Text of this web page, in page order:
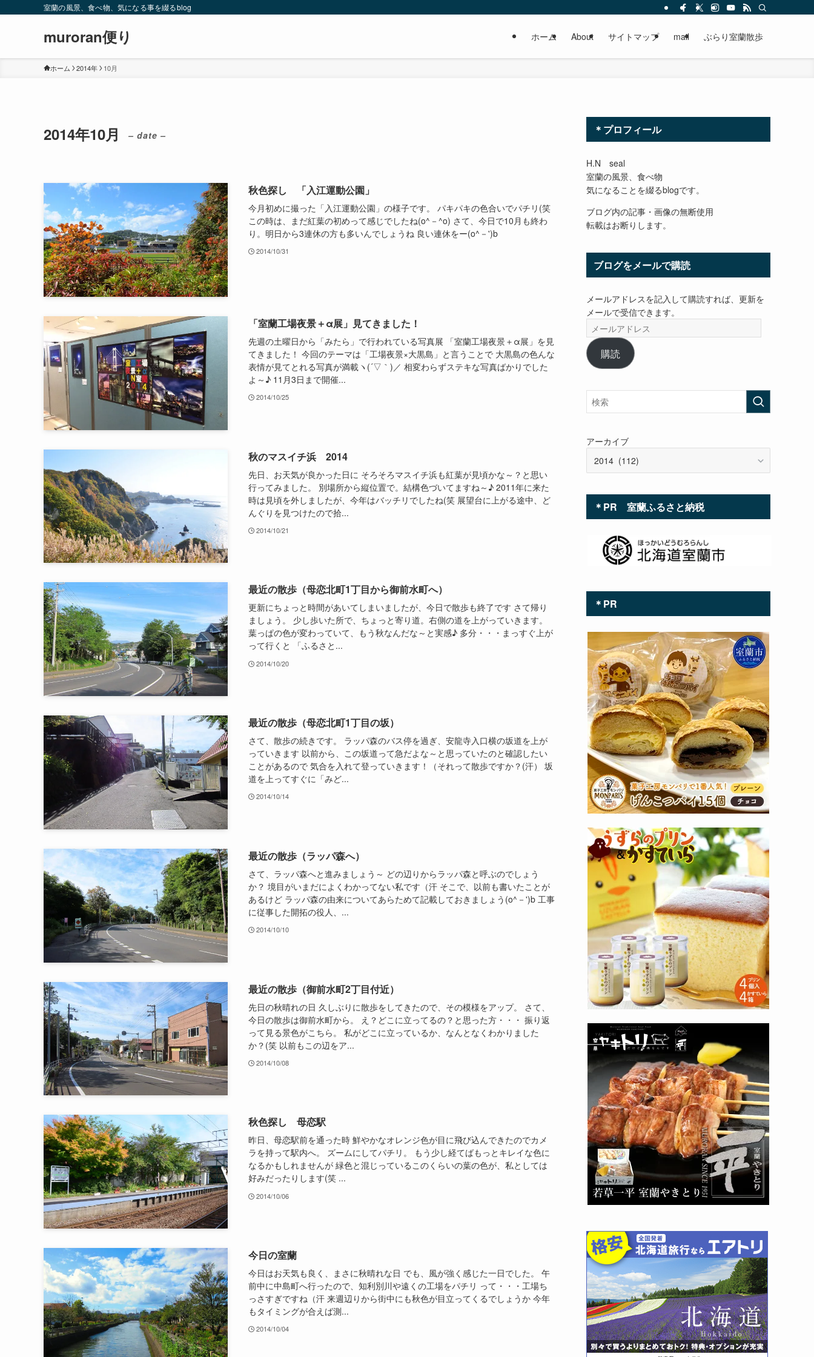
室蘭の風景、食べ物、気になる事を綴るblog
muroran便り ホーム About サイトマップ mail ぶらり室蘭散歩
ホーム 2014年 10月
2014年10月 – date –
秋色探し 「入江運動公園」
今月初めに撮った「入江運動公園」の様子です。 パキパキの色合いでパチリ(笑
この時は、まだ紅葉の初めって感じでしたね(o^－^o) さて、今日で10月も終わ
り。明日から3連休の方も多いんでしょうね 良い連休をー(o^－')b
2014/10/31
「室蘭工場夜景＋α展」見てきました！
先週の土曜日から「みたら」で行われている写真展 「室蘭工場夜景＋α展」を見
てきました！ 今回のテーマは「工場夜景×大黒島」と言うことで 大黒島の色んな
表情が見てとれる写真が満載ヽ(´▽｀)／ 相変わらずステキな写真ばかりでした
よ～♪ 11月3日まで開催...
2014/10/25
秋のマスイチ浜 2014
先日、お天気が良かった日に そろそろマスイチ浜も紅葉が見頃かな～？と思い
行ってみました。 別場所から縦位置で。結構色づいてますね～♪ 2011年に来た
時は見頃を外しましたが、今年はバッチリでしたね(笑 展望台に上がる途中、ど
んぐりを見つけたので拾...
2014/10/21
最近の散歩（母恋北町1丁目から御前水町へ）
更新にちょっと時間があいてしまいましたが、今日で散歩も終了です さて帰り
ましょう。 少し歩いた所で、ちょっと寄り道。右側の道を上がっていきます。
葉っぱの色が変わっていて、もう秋なんだな～と実感♪ 多分・・・まっすぐ上が
って行くと 「ふるさと...
2014/10/20
最近の散歩（母恋北町1丁目の坂）
さて、散歩の続きです。 ラッパ森のバス停を過ぎ、安龍寺入口横の坂道を上が
っていきます 以前から、この坂道って急だよな～と思っていたのと確認したい
ことがあるので 気合を入れて登っていきます！（それって散歩ですか？(汗） 坂
道を上ってすぐに「みど...
2014/10/14
最近の散歩（ラッパ森へ）
さて、ラッパ森へと進みましょう～ どの辺りからラッパ森と呼ぶのでしょう
か？ 境目がいまだによくわかってない私です（汗 そこで、以前も書いたことが
あるけど ラッパ森の由来についてあらためて記載しておきましょう(o^－')b 工事
に従事した開拓の役人、...
2014/10/10
最近の散歩（御前水町2丁目付近）
先日の秋晴れの日 久しぶりに散歩をしてきたので、その模様をアップ。 さて、
今日の散歩は御前水町から。 え？どこに立ってるの？と思った方・・・ 振り返
って見る景色がこちら。 私がどこに立っているか、なんとなくわかりました
か？(笑 以前もこの辺をア...
2014/10/08
秋色探し 母恋駅
昨日、母恋駅前を通った時 鮮やかなオレンジ色が目に飛び込んできたのでカメ
ラを持って駅内へ。 ズームにしてパチリ。 もう少し経てばもっとキレイな色に
なるかもしれませんが 緑色と混じっているこのくらいの葉の色が、私としては
好みだったりします(笑 ...
2014/10/06
今日の室蘭
今日はお天気も良く、まさに秋晴れな日 でも、風が強く感じた一日でした。 午
前中に中島町へ行ったので、知利別川や遠くの工場をパチリ って・・・工場ち
っさすぎですね（汗 来週辺りから街中にも秋色が目立ってくるでしょうか 今年
もタイミングが合えば測...
2014/10/04
＊プロフィール
H.N seal
室蘭の風景、食べ物
気になることを綴るblogです。
ブログ内の記事・画像の無断使用
転載はお断りします。
ブログをメールで購読
メールアドレスを記入して購読すれば、更新を
メールで受信できます。
ー
ル
ア
レ
ス
購読
アーカイブ
＊PR 室蘭ふるさと納税
＊PR